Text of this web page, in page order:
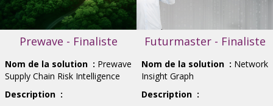
Prewave - Finaliste
Nom de la solution : Prewave
Supply Chain Risk Intelligence
Description :
Futurmaster - Finaliste
Nom de la solution : Network
Insight Graph
Description :